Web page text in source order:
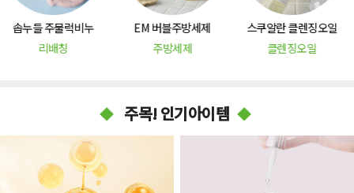
EM 버블주방세제
주방세제
스쿠알란 클렌징오일
클렌징오일
천연 모물엔
모기
주목! 인기아이템